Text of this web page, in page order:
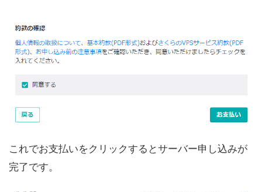
これでお支払いをクリックするとサーバー申し込みが
完了です。